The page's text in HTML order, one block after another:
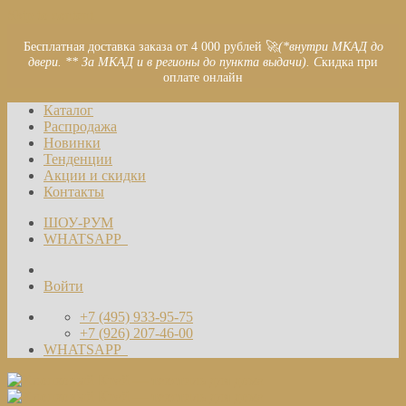
Бесплатная доставка заказа от 4 000 рублей 🚀(*внутри МКАД до
двери. ** За МКАД и в регионы до пункта выдачи). Скидка при
оплате онлайн
Каталог
Распродажа
Новинки
Тенденции
Акции и скидки
Контакты
ШОУ-РУМ
WHATSAPP
Войти
+7 (495) 933-95-75
+7 (926) 207-46-00
WHATSAPP